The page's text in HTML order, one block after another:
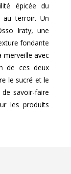
épicée du
au terroir. Un
Iraty, une
fondante
avec
de ces deux
le sucré et le
savoir-faire
les produits